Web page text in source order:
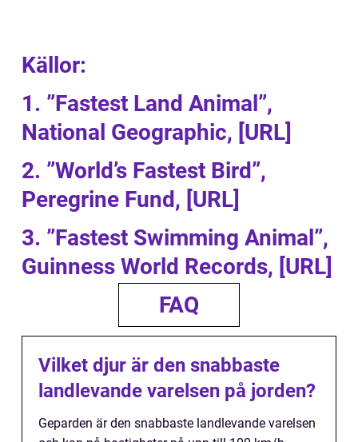
Källor:
1. ”Fastest Land Animal”,
National Geographic, [URL]
2. ”World’s Fastest Bird”,
Peregrine Fund, [URL]
3. ”Fastest Swimming Animal”,
Guinness World Records, [URL]
FAQ
Vilket djur är den snabbaste
landlevande varelsen på jorden?
Geparden är den snabbaste landlevande varelsen